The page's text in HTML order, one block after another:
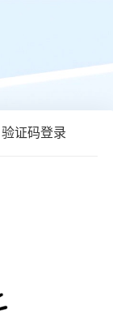
验证码登录